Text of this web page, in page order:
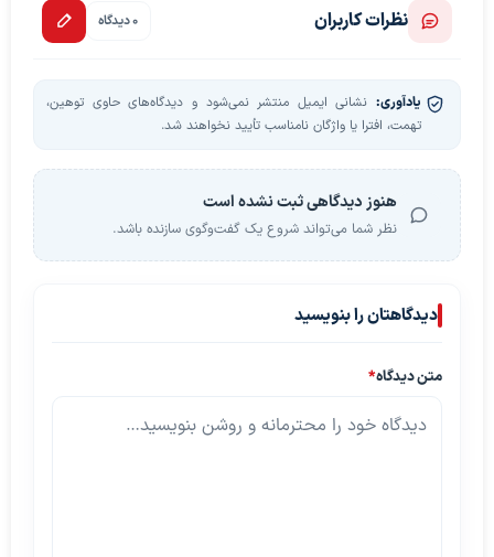
نظرات کاربران 0 دیدگاه
یادآوری: نشانی ایمیل منتشر نمی‌شود و دیدگاه‌های حاوی توهین،
تهمت، افترا یا واژگان نامناسب تأیید نخواهند شد.
هنوز دیدگاهی ثبت نشده است
نظر شما می‌تواند شروع یک گفت‌وگوی سازنده باشد.
دیدگاهتان را بنویسید
متن دیدگاه*